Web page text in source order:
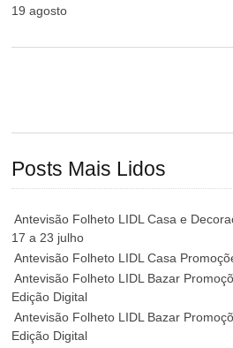
19 agosto
Posts Mais Lidos
Antevisão Folheto LIDL Casa e
17 a 23 julho
Antevisão Folheto LIDL Casa
Antevisão Folheto LIDL Bazar
Edição Digital
Antevisão Folheto LIDL Bazar
Edição Digital